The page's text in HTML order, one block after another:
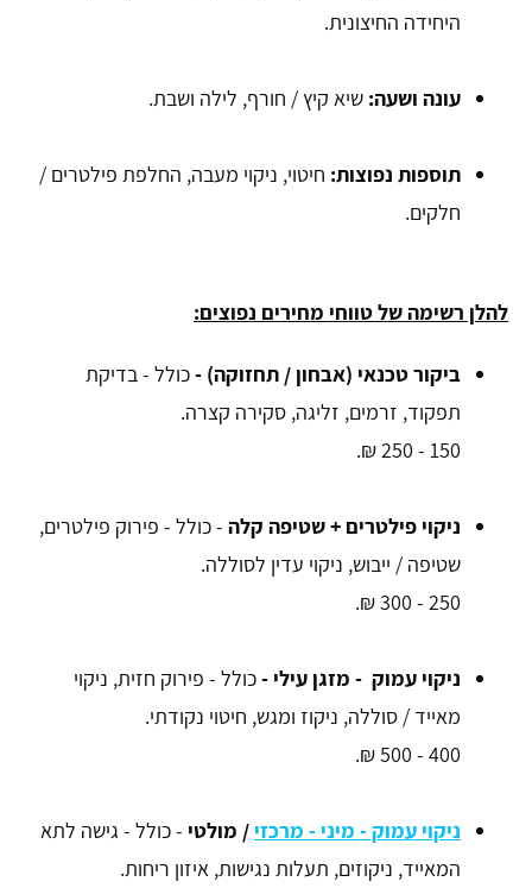
היחידה החיצונית.
עונה ושעה: שיא קיץ / חורף, לילה ושבת.
תוספות נפוצות: חיטוי, ניקוי מעבה, החלפת פילטרים /
חלקים.
להלן רשימה של טווחי מחירים נפוצים:
ביקור טכנאי (אבחון / תחזוקה) -כולל - בדיקת
תפקוד, זרמים, זליגה, סקירה קצרה.
150 - 250 ₪.
ניקוי פילטרים + שטיפה קלה - כולל - פירוק פילטרים,
שטיפה / ייבוש, ניקוי עדין לסוללה.
250 - 300 ₪.
ניקוי עמוק - מזגן עילי -כולל - פירוק חזית, ניקוי
מאייד / סוללה, ניקוז ומגש, חיטוי נקודתי.
400 - 500 ₪.
ניקוי עמוק - מיני - מרכזי / מולטי - כולל - גישה לתא
המאייד, ניקוזים, תעלות נגישות, איזון ריחות.